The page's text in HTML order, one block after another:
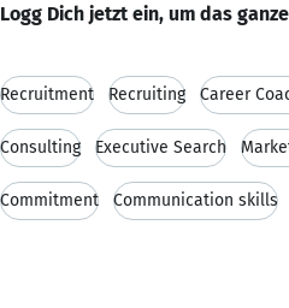
Logg Dich jetzt ein, um das
Recruitment Recruiting Career
Consulting Executive Search
Commitment Communication skills